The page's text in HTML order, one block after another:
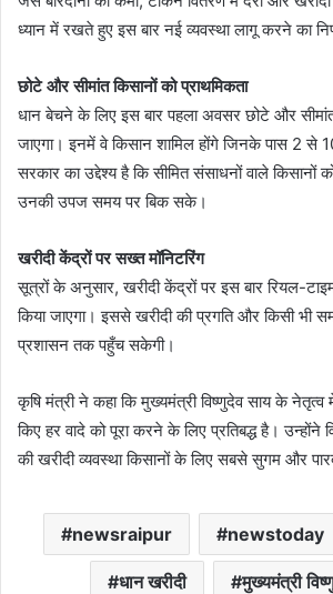
ध्यान में रखते हुए इस बार नई व्यवस्था लागू करने का
छोटे और सीमांत किसानों को प्राथमिकता
धान बेचने के लिए इस बार पहला अवसर छोटे और सीमांत
जाएगा। इनमें वे किसान शामिल होंगे जिनके पास 2 से
सरकार का उद्देश्य है कि सीमित संसाधनों वाले किसानों
उनकी उपज समय पर बिक सके।
खरीदी केंद्रों पर सख्त मॉनिटरिंग
सूत्रों के अनुसार, खरीदी केंद्रों पर इस बार रियल-
किया जाएगा। इससे खरीदी की प्रगति और किसी भी
प्रशासन तक पहुँच सकेगी।
कृषि मंत्री ने कहा कि मुख्यमंत्री विष्णुदेव साय के नेतृत्व
किए हर वादे को पूरा करने के लिए प्रतिबद्ध है। उन्होंने
की खरीदी व्यवस्था किसानों के लिए सबसे सुगम और
newsraipur newstoday
धान खरीदी मुख्यमंत्री